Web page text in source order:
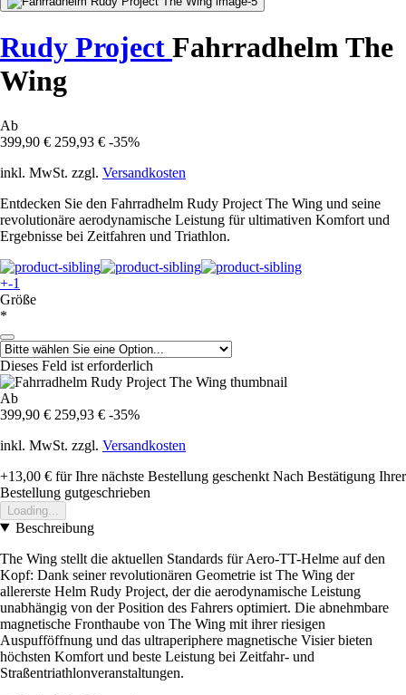
Rudy Project Fahrradhelm The
Wing
Ab
399,90 € 259,93 € -35%
inkl. MwSt. zzgl. Versandkosten
Entdecken Sie den Fahrradhelm Rudy Project The Wing und seine
revolutionäre aerodynamische Leistung für ultimativen Komfort und
Ergebnisse bei Zeitfahren und Triathlon.
+-1
Größe
*
Dieses Feld ist erforderlich
Ab
399,90 € 259,93 € -35%
inkl. MwSt. zzgl. Versandkosten
+13,00 € für Ihre nächste Bestellung geschenkt Nach Bestätigung Ihrer
Bestellung gutgeschrieben
Loading...
Beschreibung
The Wing stellt die aktuellen Standards für Aero-TT-Helme auf den
Kopf: Dank seiner revolutionären Geometrie ist The Wing der
allererste Helm Rudy Project, der die aerodynamische Leistung
unabhängig von der Position des Fahrers optimiert. Die abnehmbare
magnetische Fronthaube von The Wing mit ihrer riesigen
Auspufföffnung und das ultraperiphere magnetische Visier bieten
höchsten Komfort und beste Leistung bei Zeitfahr- und
Straßentriathlonveranstaltungen.